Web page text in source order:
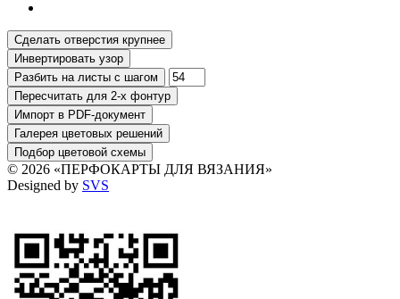
© 2026 «ПЕРФОКАРТЫ ДЛЯ ВЯЗАНИЯ»
Designed by SVS